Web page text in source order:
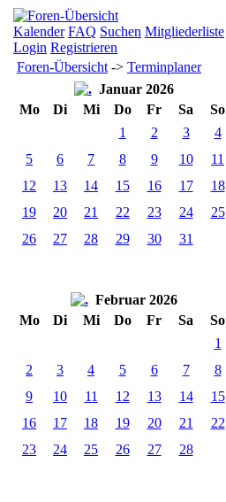
Kalender FAQ Suchen Mitgliederliste
Login Registrieren
Foren-Übersicht -> Terminplaner
Januar 2026
Mo
Di Mi Do Fr Sa
So
1
2 3
4
5
6 7 8 9 10
11
12
13 14 15 16 17
18
19
20 21 22 23 24
25
26
27 28 29 30 31
Februar 2026
Mo
Di Mi Do Fr Sa
So
1
2
3 4 5 6 7
8
9
10 11 12 13 14
15
16
17 18 19 20 21
22
23
24 25 26 27 28